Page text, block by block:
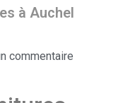
à Auchel
commentaire